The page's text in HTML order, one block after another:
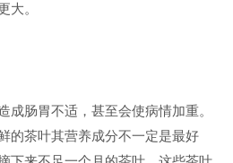
大。
肠胃不适，甚至会使病情加重。
的茶叶其营养成分不一定是最好